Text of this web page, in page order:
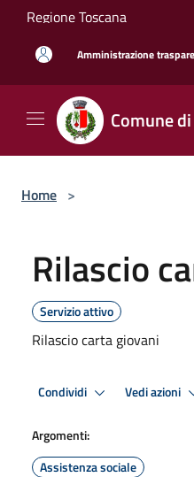
Salta al contenuto principale
Regione Toscana
Amministrazione
Comune
Home >
Rilascio
Servizio attivo
Rilascio carta giovani
Condividi Vedi azioni
Argomenti:
Assistenza sociale